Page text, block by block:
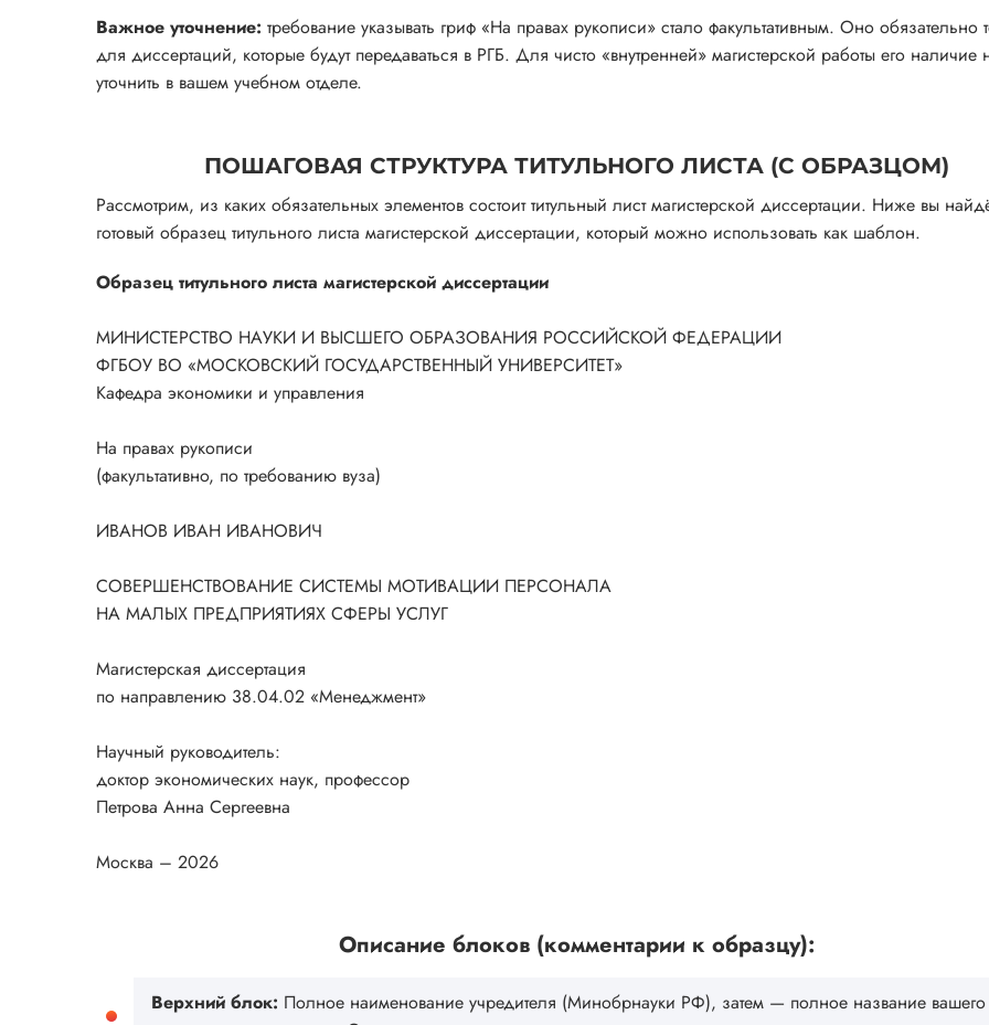
Важное уточнение: требование указывать гриф «На правах рукописи» стало факультативным. Оно обязательно
для диссертаций, которые будут передаваться в РГБ. Для чисто «внутренней» магистерской работы его наличие
уточнить в вашем учебном отделе.
ПОШАГОВАЯ СТРУКТУРА ТИТУЛЬНОГО ЛИСТА (С ОБРАЗЦОМ)
Рассмотрим, из каких обязательных элементов состоит титульный лист магистерской диссертации. Ниже вы
готовый образец титульного листа магистерской диссертации, который можно использовать как шаблон.
Образец титульного листа магистерской диссертации
МИНИСТЕРСТВО НАУКИ И ВЫСШЕГО ОБРАЗОВАНИЯ РОССИЙСКОЙ ФЕДЕРАЦИИ
ФГБОУ ВО «МОСКОВСКИЙ ГОСУДАРСТВЕННЫЙ УНИВЕРСИТЕТ»
Кафедра экономики и управления
На правах рукописи
(факультативно, по требованию вуза)
ИВАНОВ ИВАН ИВАНОВИЧ
СОВЕРШЕНСТВОВАНИЕ СИСТЕМЫ МОТИВАЦИИ ПЕРСОНАЛА
НА МАЛЫХ ПРЕДПРИЯТИЯХ СФЕРЫ УСЛУГ
Магистерская диссертация
по направлению 38.04.02 «Менеджмент»
Научный руководитель:
доктор экономических наук, профессор
Петрова Анна Сергеевна
Москва – 2026
Описание блоков (комментарии к образцу):
Верхний блок: Полное наименование учредителя (Минобрнауки РФ), затем — полное название вашего